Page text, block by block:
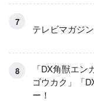
テレビマガジ
「DX角獣エ
ゴウカク」「
ー！